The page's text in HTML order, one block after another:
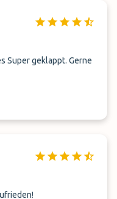
Super geklappt. Gerne